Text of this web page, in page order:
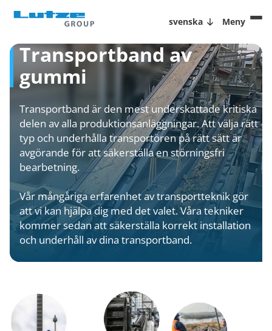
svenska Meny
Transportband av
gummi
Transportband är den mest underskattade kritiska
delen av alla produktionsanläggningar. Att välja rätt
typ och underhålla transportören på rätt sätt är
avgörande för att säkerställa en störningsfri
bearbetning.
Vår mångåriga erfarenhet av transportteknik gör
att vi kan hjälpa dig med det valet. Våra tekniker
kommer sedan att säkerställa korrekt installation
och underhåll av dina transportband.